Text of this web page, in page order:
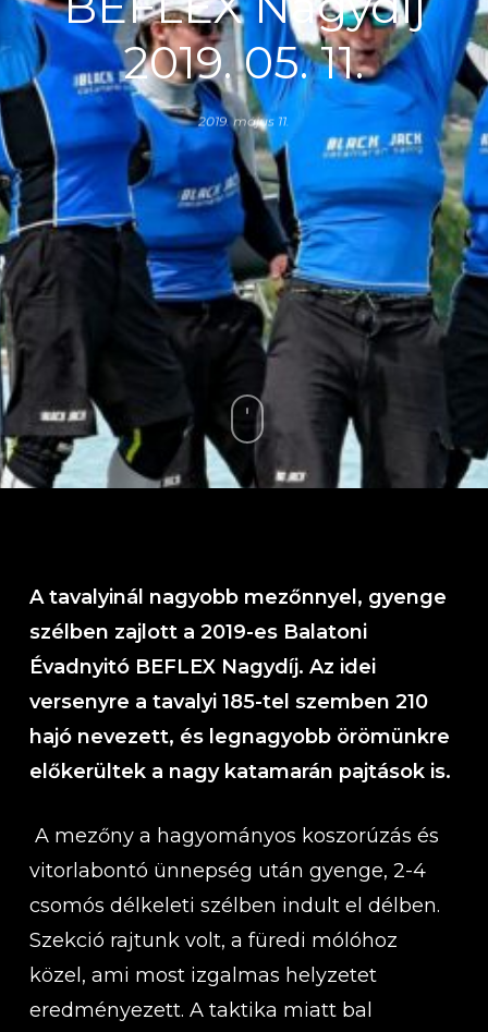
2019. 05. 11.
2019. május 11.
A tavalyinál nagyobb mezőnnyel, gyenge
szélben zajlott a 2019-es Balatoni
Évadnyitó BEFLEX Nagydíj. Az idei
versenyre a tavalyi 185-tel szemben 210
hajó nevezett, és legnagyobb örömünkre
előkerültek a nagy katamarán pajtások is.
A mezőny a hagyományos koszorúzás és
vitorlabontó ünnepség után gyenge, 2-4
csomós délkeleti szélben indult el délben.
Szekció rajtunk volt, a füredi mólóhoz
közel, ami most izgalmas helyzetet
eredményezett. A taktika miatt bal